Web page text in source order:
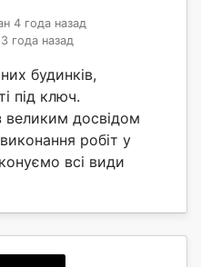
4 года назад
года назад
будинків,
під ключ.
великим досвідом
робіт у
всі види